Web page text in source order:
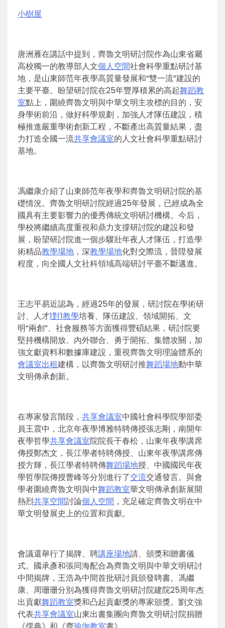
小樹屋
唐洲雁在講話中提到，齊魯文明研討院作為山東省屬
高校獨一的教導部人文個人空間社會科學重點研討基
地，是山東師范年夜學高質量發展和“雙一流”建設的
主要平臺。盼望研討院在25年豐厚積累的高起舞蹈教
室點上，圍繞齊魯文明與中華文明主攻標的目的，安
身學術前沿，做好科學規劃，加強人才隊伍建設，積
極推進嚴重學術創新工程，不斷產出高質量結果，盡
力打造全國一流共享會議室的人文社會科學重點研討
基地。
馮繼康介紹了山東師范年夜學和齊魯文明研討院的基
礎情況。齊魯文明研討院經過25年發展，已經成為全
國具有主要影響力的優秀傳統文明研討機構。今后，
學校將繼續高度重視和鼎力支撐研討院的建設和發
展，盼望研討院進一個步驟壯年夜人才隊伍，打造學
術精品教學場地 ，深教學場地化對交際流，晉陞發展
程度，向全國人文社科領域高端研討平臺不斷邁進。
王志平易近認為，經過25年的發展，研討院在學術研
討、人才1對1教學培養、隊伍建設、領域開拓、文
明“兩創”、社會服務等方面獲得豐碩結果，研討院要
堅持機構開放、內外聯合、勇于開拓、集體攻關，加
強文獻資料和數據庫建設，重視齊魯文明理論體系的
會議室出租建構，以齊魯文明研討推舞蹈場地動中華
文明傳承創新。
在專家發言階段， 共享會議室中國社會科學院學部委
員王震中，北京年夜學博雅特聘傳授張志剛，南開年
夜學哲學共享會議室院院長干春松，山東年夜學講席
傳授鄭杰文，長江學者特聘傳授、山東年夜學講席傳
授方輝，長江學者特聘傳舞蹈場地授、中國國民年夜
學哲學院傳授曹峰等分別進行了交流交通發言。與會
學者圍繞齊魯文明與中舞蹈教室華文明傳承創新展開
熱烈共享空間討論個人空間 ，充足確定齊魯文明在中
華文明發展史上的位置和貢獻。
會議還舉行了揭牌、聘講座場地請、頒獎和贈書儀
式。國承彥和張同海配合為齊魯文明與中華文明研討
中間揭牌，王浩為中間首批研討員頒發聘書。馮繼
康、周珊珊分別為獲得齊魯文明研討院建院25周年杰
出貢獻舞蹈教室獎和凸起貢獻獎的專家頒獎。劉文強
代表共享會議室山東出書集團向齊魯文明研討院捐贈